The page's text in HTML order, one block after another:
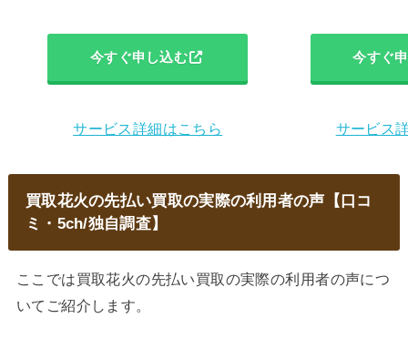
今すぐ申し込む
サービス詳細はこちら
今すぐ
サービス
買取花火の先払い買取の実際の利用者の声【口コ
ミ・5ch/独自調査】
ここでは買取花火の先払い買取の実際の利用者の声につ
いてご紹介します。